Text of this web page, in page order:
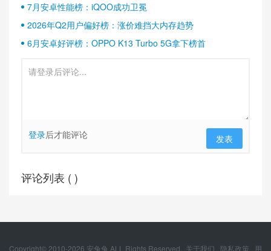
7月安卓性能榜：iQOO成功卫冕
2026年Q2用户偏好榜：涨价难挡大内存趋势
6月安卓好评榜：OPPO K13 Turbo 5G拿下榜首
登录后才能评论 发表
评论列表 ( )
Copyright© 2010-2026 安兔兔 ALL Rights Reserved. 关于我们 隐私政策 用